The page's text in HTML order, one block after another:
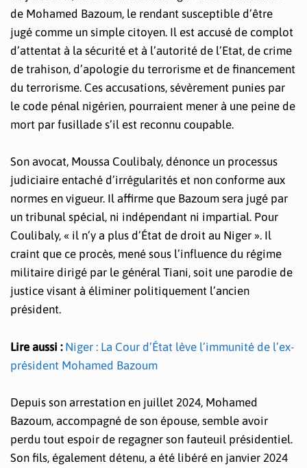
de Mohamed Bazoum, le rendant susceptible d’être
jugé comme un simple citoyen. Il est accusé de complot
d’attentat à la sécurité et à l’autorité de l’Etat, de crime
de trahison, d’apologie du terrorisme et de financement
du terrorisme. Ces accusations, sévèrement punies par
le code pénal nigérien, pourraient mener à une peine de
mort par fusillade s’il est reconnu coupable.
Son avocat, Moussa Coulibaly, dénonce un processus
judiciaire entaché d’irrégularités et non conforme aux
normes en vigueur. Il affirme que Bazoum sera jugé par
un tribunal spécial, ni indépendant ni impartial. Pour
Coulibaly, « il n’y a plus d’État de droit au Niger ». Il
craint que ce procès, mené sous l’influence du régime
militaire dirigé par le général Tiani, soit une parodie de
justice visant à éliminer politiquement l’ancien
président.
Lire aussi : Niger : La Cour d’État lève l’immunité de l’ex-
président Mohamed Bazoum
Depuis son arrestation en juillet 2024, Mohamed
Bazoum, accompagné de son épouse, semble avoir
perdu tout espoir de regagner son fauteuil présidentiel.
Son fils, également détenu, a été libéré en janvier 2024